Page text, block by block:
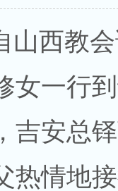
山西教
女一行
吉安总
热情地